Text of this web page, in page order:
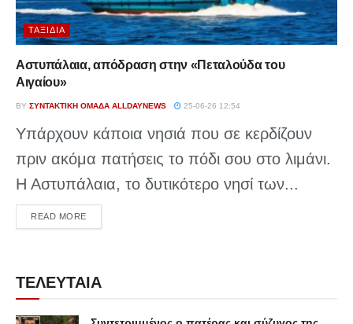
ΤΑΞΊΔΙΑ
Αστυπάλαια, απόδραση στην «Πεταλούδα του
Αιγαίου»
BY ΣΥΝΤΑΚΤΙΚΉ ΟΜΆΔΑ ALLDAYNEWS 25-06-26 12:54
Υπάρχουν κάποια νησιά που σε κερδίζουν
πριν ακόμα πατήσεις το πόδι σου στο λιμάνι.
Η Αστυπάλαια, το δυτικότερο νησί των...
READ MOREDETAILS
ΤΕΛΕΥΤΑΙΑ